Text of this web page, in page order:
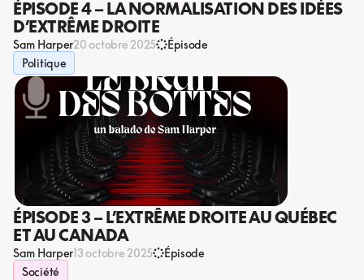
ÉPISODE 4 – LA NORMALISATION DES IDÉES
D’EXTRÊME DROITE
Sam Harper20 octobre 2025
Épisode
Politique
ÉPISODE 3 – L’EXTRÊME DROITE AU QUÉBEC
ET AU CANADA
Sam Harper13 octobre 2025
Épisode
Société